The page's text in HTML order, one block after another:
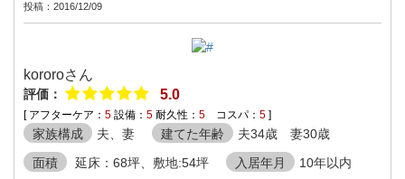
投稿：2016/12/09
kororoさん
評価： 5.0
[ アフターケア： 5 設備： 5 耐久性： 5 コスパ： 5 ]
家族構成 夫、妻 建てた年齢
夫34歳 妻30歳
面積
延床：68坪、敷地:54坪 入居年月 10年以内